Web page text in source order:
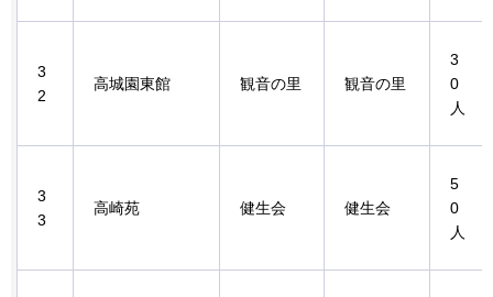
3
2
高城園東館 観音の里 観音の里
3
0
人
3
3
高崎苑 健生会 健生会
5
0
人